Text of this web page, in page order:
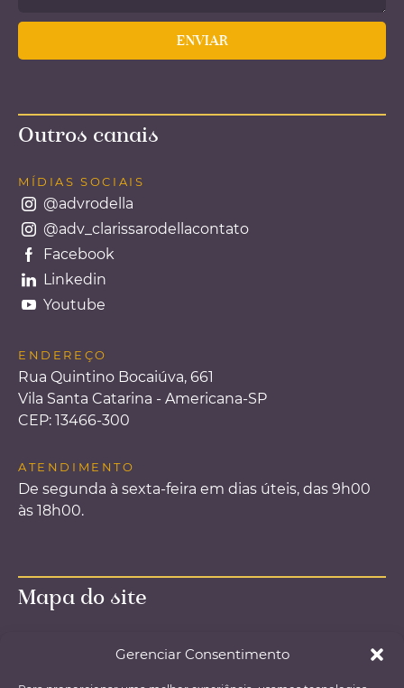
Gerenciar Consentimento
Outros canais
MÍDIAS SOCIAIS
@advrodella
@adv_clarissarodellacontato
Facebook
Linkedin
Youtube
ENDEREÇO
Rua Quintino Bocaiúva, 661
Vila Santa Catarina - Americana-SP
CEP: 13466-300
ATENDIMENTO
De segunda à sexta-feira em dias úteis, das 9h00
às 18h00.
Mapa do site
Página inicial – Home